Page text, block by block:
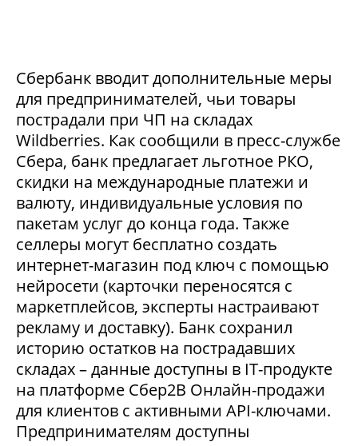
Сбербанк вводит дополнительные меры
для предпринимателей, чьи товары
пострадали при ЧП на складах
Wildberries. Как сообщили в пресс-службе
Сбера, банк предлагает льготное РКО,
скидки на международные платежи и
валюту, индивидуальные условия по
пакетам услуг до конца года. Также
селлеры могут бесплатно создать
интернет-магазин под ключ с помощью
нейросети (карточки переносятся с
маркетплейсов, эксперты настраивают
рекламу и доставку). Банк сохранил
историю остатков на пострадавших
складах – данные доступны в IT-продукте
на платформе Сбер2В Онлайн-продажи
для клиентов с активными API-ключами.
Предпринимателям доступны